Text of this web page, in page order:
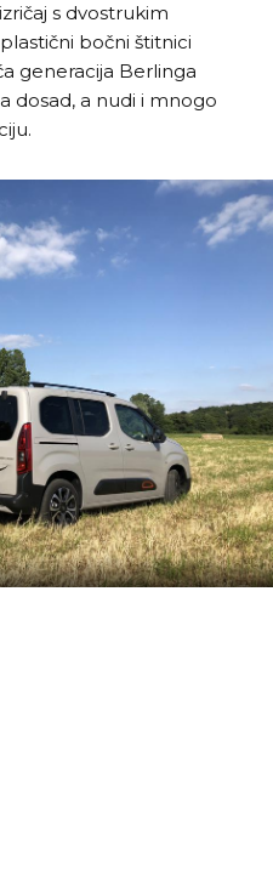
s dvostrukim
bočni štitnici
generacija Berlinga
dosad, a nudi i mnogo